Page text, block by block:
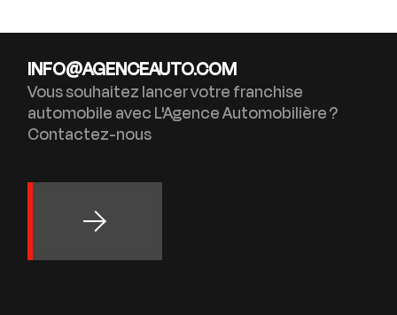
INFO@AGENCEAUTO.COM
Vous souhaitez lancer votre franchise
automobile avec L'Agence Automobilière ?
Contactez-nous